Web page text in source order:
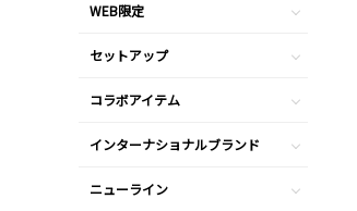
WEB限定
セットアップ
コラボアイテム
インターナショナルブランド
ニューライン